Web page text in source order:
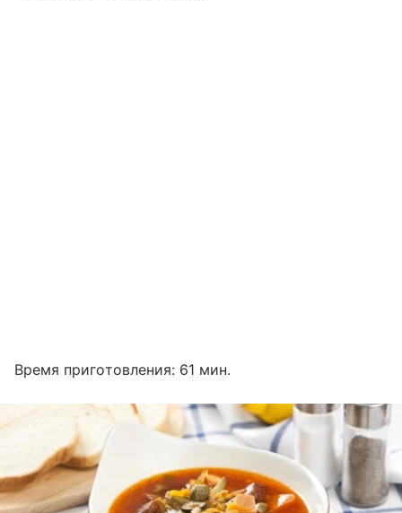
Время приготовления: 61 мин.